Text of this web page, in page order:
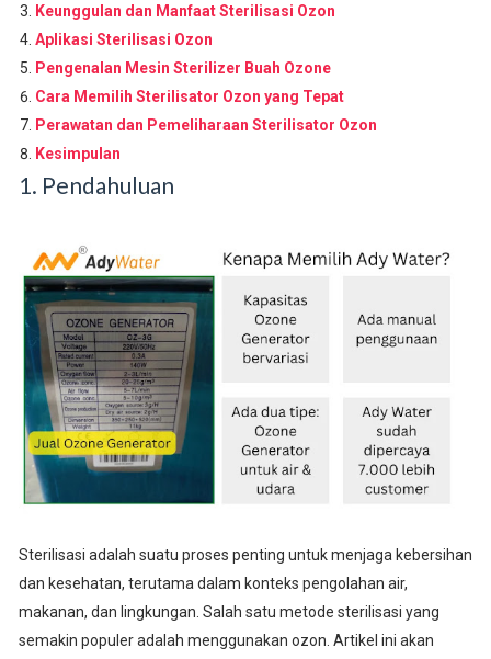
Keunggulan dan Manfaat Sterilisasi Ozon
Aplikasi Sterilisasi Ozon
Pengenalan Mesin Sterilizer Buah Ozone
Cara Memilih Sterilisator Ozon yang Tepat
Perawatan dan Pemeliharaan Sterilisator Ozon
Kesimpulan
1. Pendahuluan
Sterilisasi adalah suatu proses penting untuk menjaga kebersihan
dan kesehatan, terutama dalam konteks pengolahan air,
makanan, dan lingkungan. Salah satu metode sterilisasi yang
semakin populer adalah menggunakan ozon. Artikel ini akan